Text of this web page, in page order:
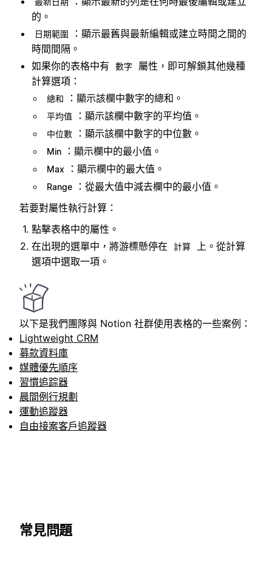
的。
日期範圍
：顯示最舊與最新編輯或建立時間之間的
時間間隔。
如果你的表格中有
數字
屬性，即可解鎖其他幾種
計算選項：
總和 ：顯示該欄中數字的總和。
平均值 ：顯示該欄中數字的平均值。
中位數 ：顯示該欄中數字的中位數。
Min ：顯示欄中的最小值。
Max ：顯示欄中的最大值。
Range
：從最大值中減去欄中的最小值。
若要對屬性執行計算：
點擊表格中的屬性。
在出現的選單中，將游標懸停在
計算
上。從計算
選項中選取一項。
以下是我們團隊與 Notion 社群使用表格的一些案例：
Lightweight CRM
募款資料庫
媒體優先順序
習慣追踪器
晨間例行規劃
運動追蹤器
自由接案客戶追蹤器
常見問題